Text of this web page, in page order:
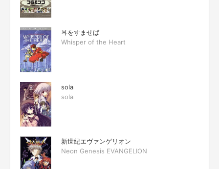
耳をすませば
Whisper of the Heart
sola
sola
新世紀エヴァンゲリオン
Neon Genesis EVANGELION